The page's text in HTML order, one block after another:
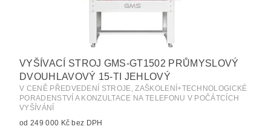
VYŠÍVACÍ STROJ GMS-GT1502 PRŮMYSLOVÝ
DVOUHLAVOVÝ 15-TI JEHLOVÝ
V CENĚ PŘEDVEDENÍ STROJE, ZAŠKOLENÍ+TECHNOLOGICKÉ
PORADENSTVÍ A KONZULTACE NA TELEFONU V POČÁTCÍCH
VYŠÍVÁNÍ
od 249 000 Kč bez DPH